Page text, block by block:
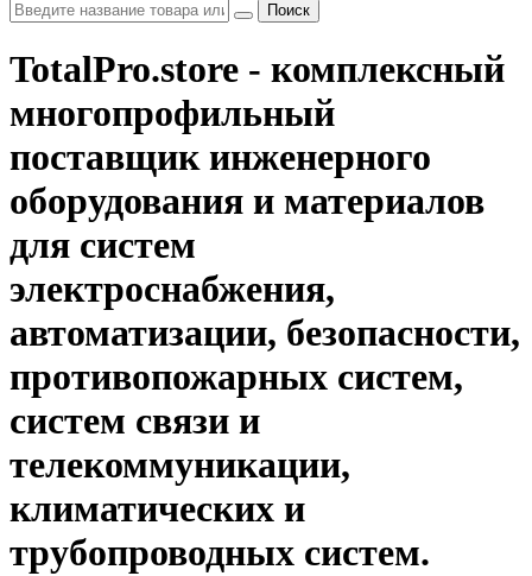
Поиск
TotalPro.store - комплексный
многопрофильный
поставщик инженерного
оборудования и материалов
для систем
электроснабжения,
автоматизации, безопасности,
противопожарных систем,
систем связи и
телекоммуникации,
климатических и
трубопроводных систем.